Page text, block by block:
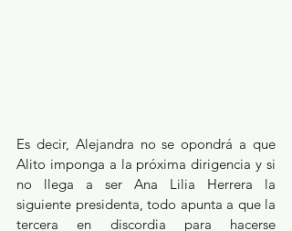
Es decir, Alejandra no se opondrá a que
Alito imponga a la próxima dirigencia y si
no llega a ser Ana Lilia Herrera la
siguiente presidenta, todo apunta a que la
tercera en discordia para hacerse